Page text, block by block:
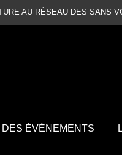
AU RÉSEAU DES SANS
ÉVÉNEMENTS